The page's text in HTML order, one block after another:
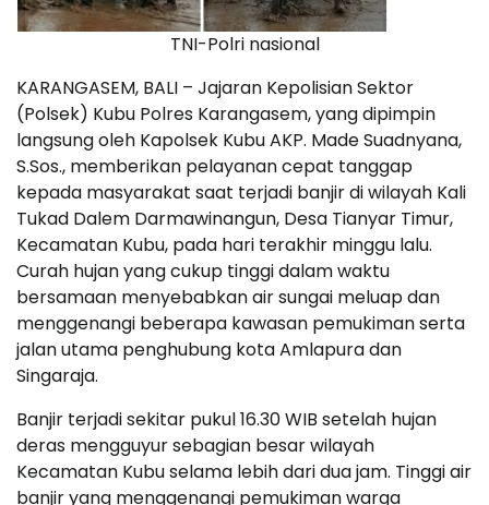
TNI-Polri nasional
KARANGASEM, BALI – Jajaran Kepolisian Sektor
(Polsek) Kubu Polres Karangasem, yang dipimpin
langsung oleh Kapolsek Kubu AKP. Made Suadnyana,
S.Sos., memberikan pelayanan cepat tanggap
kepada masyarakat saat terjadi banjir di wilayah Kali
Tukad Dalem Darmawinangun, Desa Tianyar Timur,
Kecamatan Kubu, pada hari terakhir minggu lalu.
Curah hujan yang cukup tinggi dalam waktu
bersamaan menyebabkan air sungai meluap dan
menggenangi beberapa kawasan pemukiman serta
jalan utama penghubung kota Amlapura dan
Singaraja.
Banjir terjadi sekitar pukul 16.30 WIB setelah hujan
deras mengguyur sebagian besar wilayah
Kecamatan Kubu selama lebih dari dua jam. Tinggi air
banjir yang menggenangi pemukiman warga